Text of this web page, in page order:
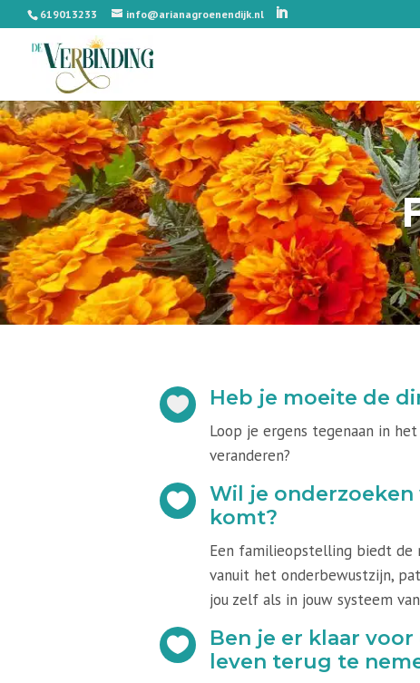
619013233 info@arianagroenendijk.nl
 Heb je moeite de
Loop je ergens tegenaan in
veranderen?

Wil je onderzoeken
komt?
Een familieopstelling biedt de
vanuit het onderbewustzijn,
jou zelf als in jouw systeem

Ben je er klaar
leven terug te